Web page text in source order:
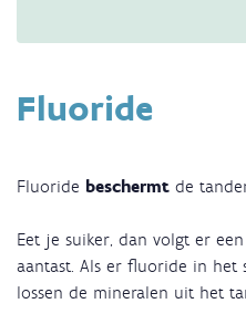
Fluoride
Fluoride beschermt de
Eet je suiker, dan volgt er een
aantast. Als er fluoride in het
lossen de mineralen uit het